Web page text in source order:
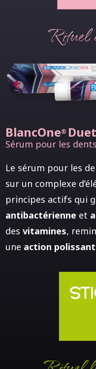
Rituel
BlancOne®
Sérum pour les
Le sérum pour les
sur un complexe
principes actifs qui
antibactérienne et
desvitamines,
une action